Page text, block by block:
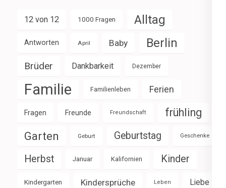
12 von 12 1000 Fragen Alltag
Antworten April Baby Berlin
Brüder Dankbarkeit Dezember
Familie Familienleben Ferien
Fragen Freunde Freundschaft frühling
Garten Geburt Geburtstag Geschenke
Herbst Januar Kalifornien Kinder
Kindergarten Kindersprüche Leben Liebe